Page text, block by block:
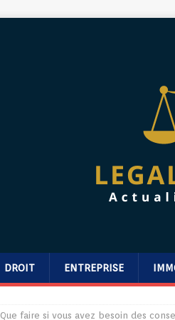
DROIT ENTREPRISE
Que faire si vous avez besoin des